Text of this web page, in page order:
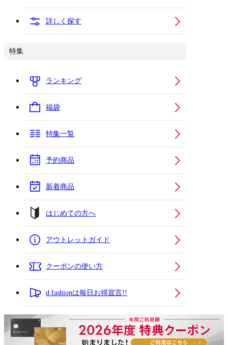
詳しく探す
特集
ランキング
福袋
特集一覧
予約商品
新着商品
はじめての方へ
アウトレットガイド
クーポンの使い方
d fashionは毎日お得宣言!!